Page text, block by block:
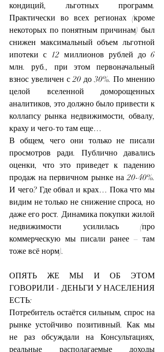
кондиций, льготных программ.
Практически во всех регионах (кроме
некоторых по понятным причинам) был
снижен максимальный объем льготной
ипотеки с 12 миллионов рублей до 6
млн. руб., при этом первоначальный
взнос увеличен с 20 до 30%. По мнению
целой вселенной доморощенных
аналитиков, это должно было привести к
коллапсу рынка недвижимости, обвалу,
краху и чего-то там еще…
В общем, чего они только не писали
просмотров ради. Публично давались
оценки, что это приведет к падению
продаж на первичном рынке на 20-40%.
И чего? Где обвал и крах… Пока что мы
видим не только не снижение спроса, но
даже его рост. Динамика покупки жилой
недвижимости усилилась (про
коммерческую мы писали ранее – там
тоже всё норм).
ОПЯТЬ ЖЕ МЫ И ОБ ЭТОМ
ГОВОРИЛИ - ДЕНЬГИ У НАСЕЛЕНИЯ
ЕСТЬ:
Потребитель остаётся сильным, спрос на
рынке устойчиво позитивный. Как мы
не раз обсуждали на Консультациях,
реальные располагаемые доходы